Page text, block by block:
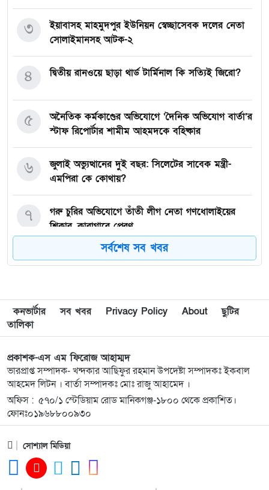
ইয়াবাসহ মাহমুদপুর ইউনিয়ন স্বেচ্ছাসেবক দলের নেতা
সোলাইমানসহ আটক-২
৩
দ্বিতীয় রানওয়ে ছাড়া থার্ড টার্মিনাল কি সত্যিই জিরো?
৪
অনৈতিক কর্মকাণ্ডের অভিযোগে ‘দৈনিক অভিযোগ বার্তা’র
স্টাফ রিপোর্টার শামীম আহমদকে বহিষ্কার
৫
জুলাই অভ্যুত্থানের দুই বছর: সিলেটের সাবেক মন্ত্রী-
এমপিরা কে কোথায়? ​
৬
গরু চুরির অভিযোগে তাঁতী লীগ নেতা গণধোলাইয়ের
শিকার, কারাগারে প্রেরণ
৭
গাজীপুর-৫ আসনের সাবেক এমপি আখতারুজ্জামান
৮
মাগুরায় সাকিব আল হাসানের বাড়িতে আগুন,
৯
দিল্লিতে গণমাধ্যমে শেখ হাসিনার বক্তব্য; ঢাকার তীব্র
ক্ষোভ প্রকাশ
১০
ইসরায়েলপন্থিরা ৬০ মিলিয়ন ডলার খরচ করেও হারাতে
পারলো না
১১
জামায়াতের সাবেক আমীর সমিতির ৩৯১ কোটি টাকা
আত্মসাৎ’র অভিযোগে আটক
১২
সর্বশেষ সব খবর
কনভার্টার সব খবর Privacy Policy About
ছুটির
তালিকা
প্রকাশক-এস এম ফিরোজ আহাম্মদ
ভারপ্রাপ্ত সম্পাদক- খন্দকার আছিফুর রহমান উপদেষ্টা সম্পাদকঃ ইকবাল
আহমেদ লিটন । বার্তা সম্পাদকঃ মোঃ রাজু আহামেদ ।
অফিস : ৫৭০/১ স্টেডিয়াম রোড মানিকগঞ্জ-১৮০০ থেকে প্রকাশিত।
ফোনঃ০১৯৬৮৮০০৯৩০
সোশ্যাল মিডিয়া